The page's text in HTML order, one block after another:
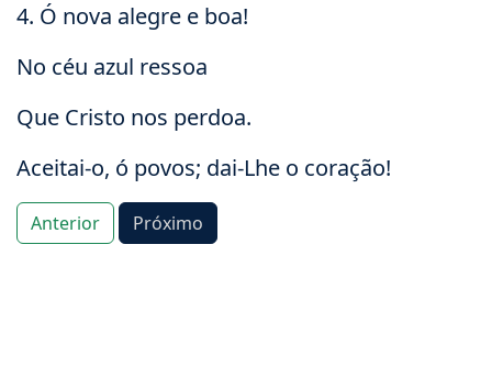
4. Ó nova alegre e boa!
No céu azul ressoa
Que Cristo nos perdoa.
Aceitai-o, ó povos; dai-Lhe o coração!
Anterior Próximo